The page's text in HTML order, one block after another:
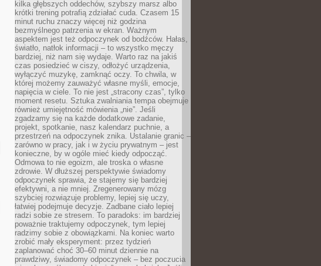
kilka głębszych oddechów, szybszy marsz albo
krótki trening potrafią zdziałać cuda. Czasem 15
minut ruchu znaczy więcej niż godzina
bezmyślnego patrzenia w ekran. Ważnym
aspektem jest też odpoczynek od bodźców. Hałas,
światło, natłok informacji – to wszystko męczy
bardziej, niż nam się wydaje. Warto raz na jakiś
czas posiedzieć w ciszy, odłożyć urządzenia,
wyłączyć muzykę, zamknąć oczy. To chwila, w
której możemy zauważyć własne myśli, emocje,
napięcia w ciele. To nie jest „stracony czas”, tylko
moment resetu. Sztuka zwalniania tempa obejmuje
również umiejętność mówienia „nie”. Jeśli
zgadzamy się na każde dodatkowe zadanie,
projekt, spotkanie, nasz kalendarz puchnie, a
przestrzeń na odpoczynek znika. Ustalanie granic –
zarówno w pracy, jak i w życiu prywatnym – jest
konieczne, by w ogóle mieć kiedy odpocząć.
Odmowa to nie egoizm, ale troska o własne
zdrowie. W dłuższej perspektywie świadomy
odpoczynek sprawia, że stajemy się bardziej
efektywni, a nie mniej. Zregenerowany mózg
szybciej rozwiązuje problemy, lepiej się uczy,
łatwiej podejmuje decyzje. Zadbane ciało lepiej
radzi sobie ze stresem. To paradoks: im bardziej
poważnie traktujemy odpoczynek, tym lepiej
radzimy sobie z obowiązkami. Na koniec warto
zrobić mały eksperyment: przez tydzień
zaplanować choć 30–60 minut dziennie na
prawdziwy, świadomy odpoczynek – bez poczucia